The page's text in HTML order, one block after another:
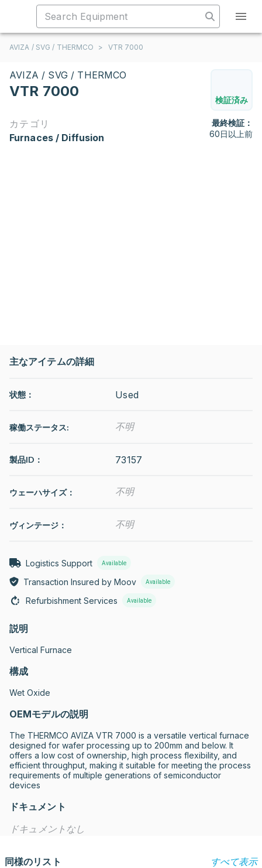
AVIZA / SVG / THERMCO > VTR 7000
AVIZA / SVG / THERMCO
VTR 7000
検証済み
カテゴリ
Furnaces / Diffusion
最終検証：
60日以上前
主なアイテムの詳細
状態： Used
稼働ステータス: 不明
製品ID： 73157
ウェーハサイズ： 不明
ヴィンテージ： 不明
Logistics Support Available
Transaction Insured by Moov Available
Refurbishment Services Available
説明
Vertical Furnace
構成
Wet Oxide
OEMモデルの説明
The THERMCO AVIZA VTR 7000 is a versatile vertical furnace
designed for wafer processing up to 200mm and below. It
offers a low cost of ownership, high process flexibility, and
efficient throughput, making it suitable for meeting the process
requirements of multiple generations of semiconductor
devices
ドキュメント
ドキュメントなし
同様のリスト すべて表示